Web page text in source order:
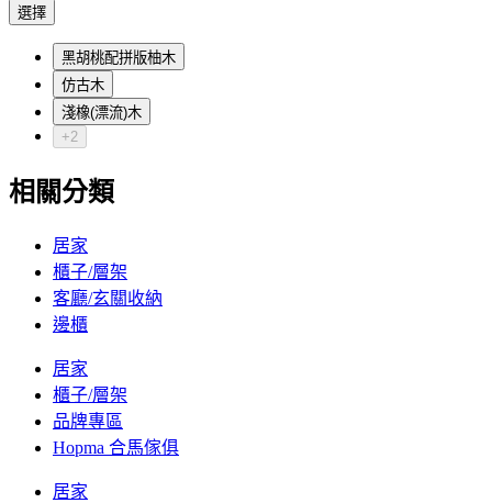
選擇
黑胡桃配拼版柚木
仿古木
淺橡(漂流)木
+2
相關分類
居家
櫃子/層架
客廳/玄關收納
邊櫃
居家
櫃子/層架
品牌專區
Hopma 合馬傢俱
居家